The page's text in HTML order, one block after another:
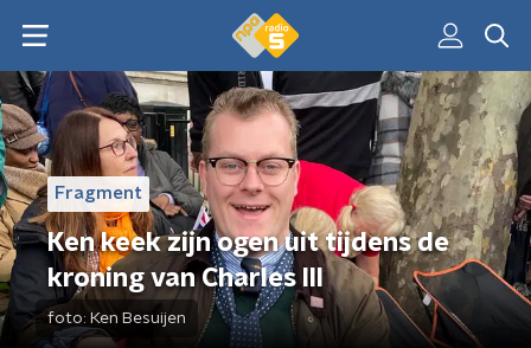
Fragment
Ken keek zijn ogen uit tijdens de
kroning van Charles III
foto: Ken Besuijen